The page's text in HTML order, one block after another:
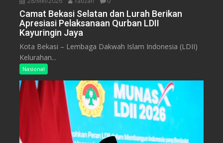
Camat Bekasi Selatan dan Lurah Berikan
Apresiasi Pelaksanaan Qurban LDII
Kayuringin Jaya
Kota Bekasi – Lembaga Dakwah Islam Indonesia (LDII)
Kelurahan...
Nasional